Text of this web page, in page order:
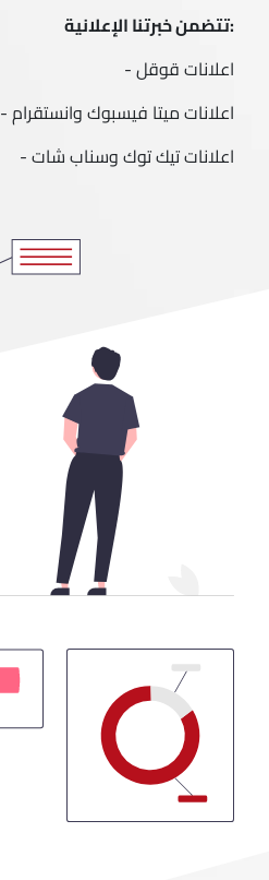
:تتضمن خبرتنا الإعلانية
اعلانات قوقل -
اعلانات ميتا فيسبوك وانستقرام -
اعلانات تيك توك وسناب شات -